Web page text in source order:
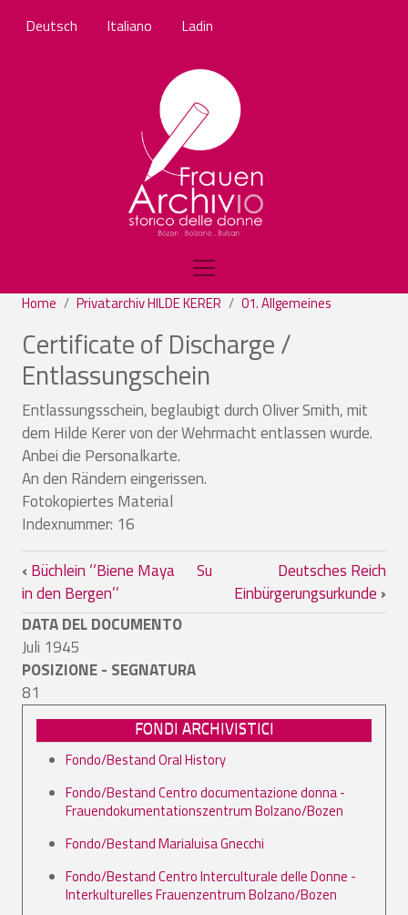
Deutsch Italiano Ladin
Home Privatarchiv HILDE KERER 01. Allgemeines
Certificate of Discharge /
Entlassungschein
Entlassungsschein, beglaubigt durch Oliver Smith, mit
dem Hilde Kerer von der Wehrmacht entlassen wurde.
Anbei die Personalkarte.
An den Rändern eingerissen.
Fotokopiertes Material
Indexnummer: 16
Link di attraversamento del book per
‹ Büchlein ‘‘Biene Maya
in den Bergen’’
Su
Deutsches Reich
Einbürgerungsurkunde ›
DATA DEL DOCUMENTO
Juli 1945
POSIZIONE - SEGNATURA
81
FONDI ARCHIVISTICI
Fondo/Bestand Oral History
Fondo/Bestand Centro documentazione donna -
Frauendokumentationszentrum Bolzano/Bozen
Fondo/Bestand Marialuisa Gnecchi
Fondo/Bestand Centro Interculturale delle Donne -
Interkulturelles Frauenzentrum Bolzano/Bozen